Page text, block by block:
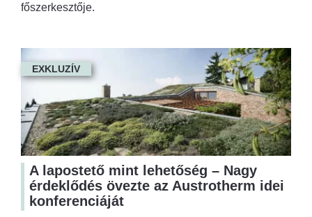
főszerkesztője.
EXKLUZÍV
A lapostető mint lehetőség – Nagy
érdeklődés övezte az Austrotherm idei
konferenciáját